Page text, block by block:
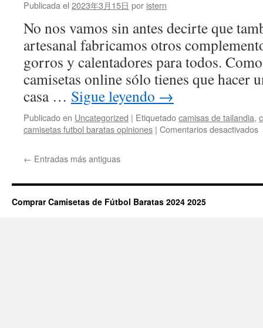
Publicada el 2023年3月15日 por istern
No nos vamos sin antes decirte que
artesanal fabricamos otros
gorros y calentadores para todos.
camisetas online sólo tienes que hacer
casa … Sigue leyendo →
Publicado en Uncategorized | Etiquetadocamisas de tailandia,
camisetas futbol baratas opiniones | Comentarios desactivados
← Entradas más antiguas
Comprar Camisetas de Fútbol Baratas 2024 2025